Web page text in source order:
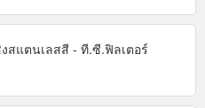
สแตนเลสสี - ที.ซี.ฟิลเตอร์